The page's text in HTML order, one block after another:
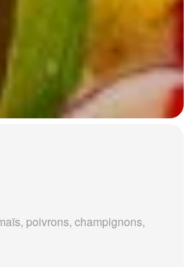
poivrons, champignons,